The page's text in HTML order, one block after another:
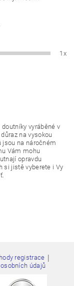
1x
vyráběné v
na vysokou
jsou na náročném
Vám mohu
opravdu
si jistě vyberete i Vy
registrace |
údajů